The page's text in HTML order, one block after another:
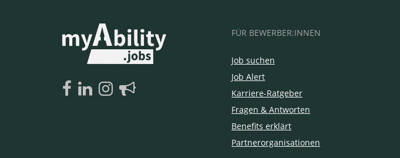
FÜR BEWERBER:INNEN
Job suchen
Job Alert
Karriere-Ratgeber
Fragen & Antworten
Benefits erklärt
Partnerorganisationen